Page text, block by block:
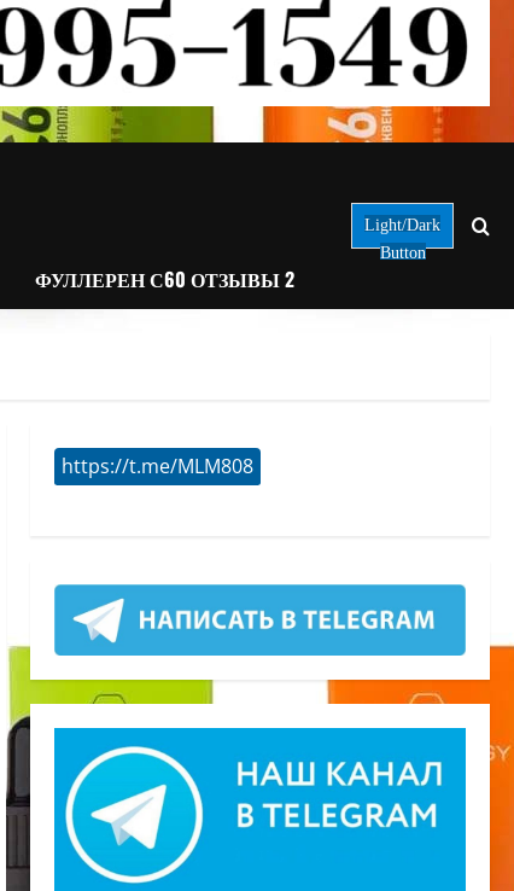
ФУЛЛЕРЕН С60 ОТЗЫВЫ 2
Light/Dark
Button
https://t.me/MLM808